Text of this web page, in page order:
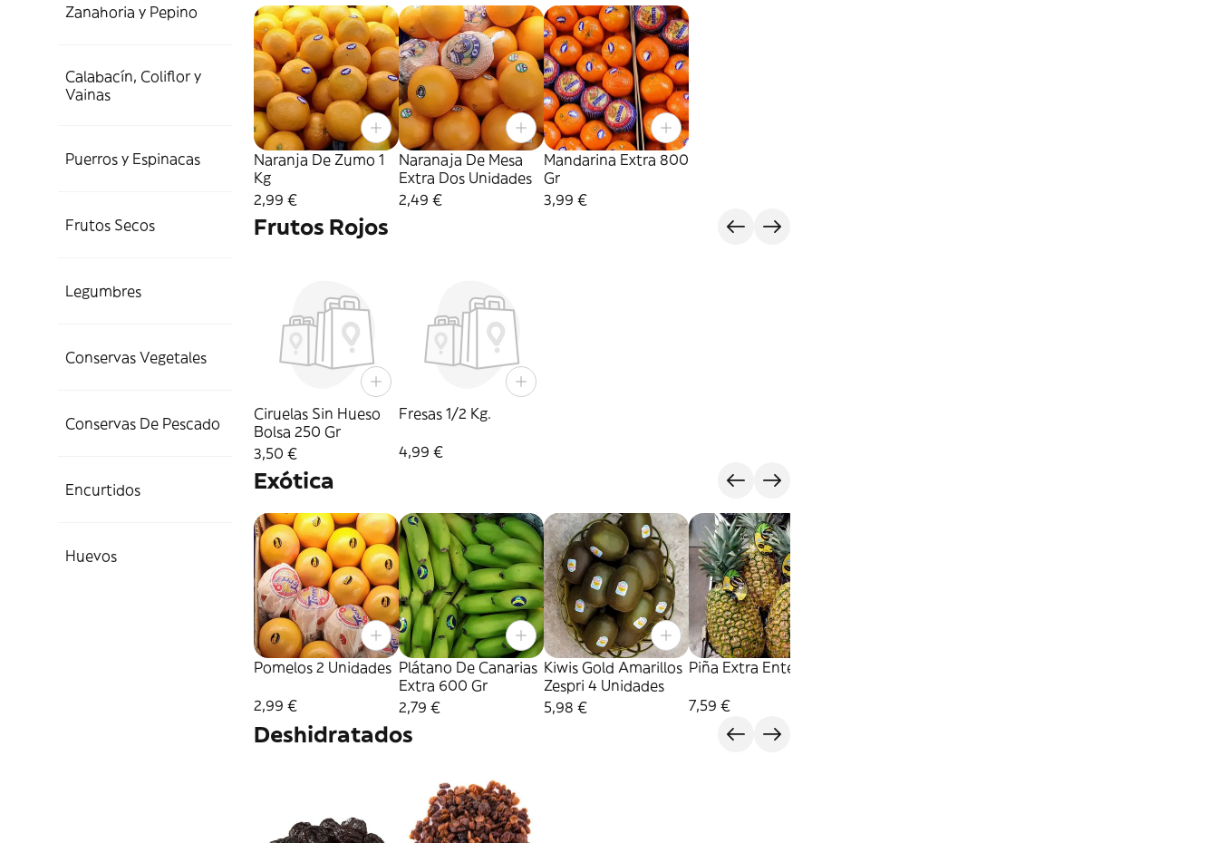
Zanahoria y Pepino
Calabacín, Coliflor y
Vainas
Puerros y Espinacas
Frutos Secos
Legumbres
Conservas Vegetales
Conservas De Pescado
Encurtidos
Huevos
Naranja De Zumo 1
Kg
2,99 €
Naranaja De Mesa
Extra Dos Unidades
2,49 €
Mandarina Extra 800
Gr
3,99 €
Frutos Rojos
Ciruelas Sin Hueso
Bolsa 250 Gr
3,50 €
Fresas 1/2 Kg.
4,99 €
Exótica
Pomelos 2 Unidades
2,99 €
Plátano De Canarias
Extra 600 Gr
2,79 €
Kiwis Gold Amarillos
Zespri 4 Unidades
5,98 €
Piña Extra Entera
7,59 €
Deshidratados